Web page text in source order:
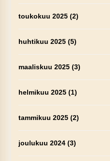
toukokuu 2025(2)
huhtikuu 2025(5)
maaliskuu 2025(3)
helmikuu 2025(1)
tammikuu 2025(2)
joulukuu 2024(3)